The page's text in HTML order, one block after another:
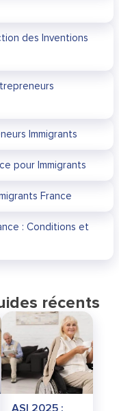
des Inventions
Immigrants
pour Immigrants
France
: Conditions et
récents
ASI 2025 :